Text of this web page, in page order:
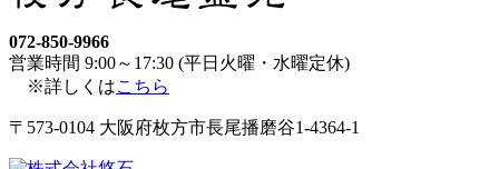
072-850-9966
営業時間 9:00～17:30 (平日火曜・水曜定休)
※詳しくはこちら
〒573-0104 大阪府枚方市長尾播磨谷1-4364-1